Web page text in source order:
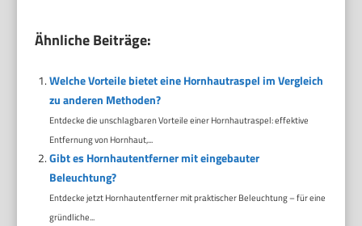
Ähnliche Beiträge:
Welche Vorteile bietet eine Hornhautraspel im Vergleich
zu anderen Methoden?
Entdecke die unschlagbaren Vorteile einer Hornhautraspel: effektive
Entfernung von Hornhaut,...
Gibt es Hornhautentferner mit eingebauter
Beleuchtung?
Entdecke jetzt Hornhautentferner mit praktischer Beleuchtung – für eine
gründliche...